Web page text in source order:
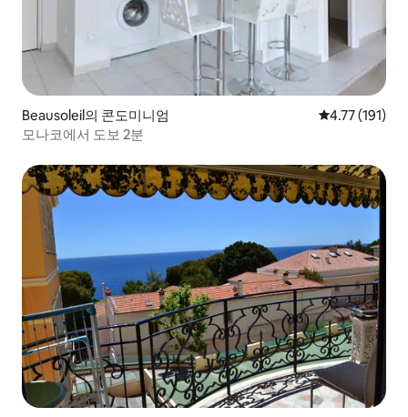
Beausoleil의 콘도미니엄 평점 4.77점(5
4.77 (191)
모나코에서 도보 2분